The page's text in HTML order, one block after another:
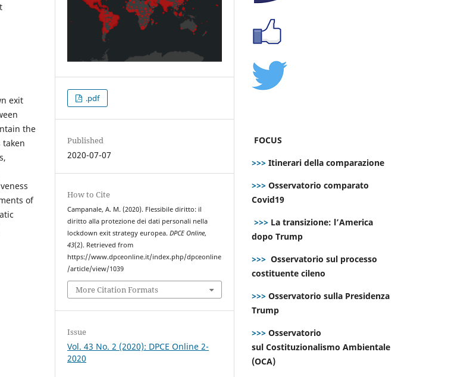
exit
the
of
.pdf
Published
2020-07-07
How to Cite
Campanale, A. M. (2020). Flessibile diritto: il
diritto alla protezione dei dati personali nella
lockdown exit strategy europea.DPCE Online,
43(2). Retrieved from
https://www.dpceonline.it/index.php/dpceonline
/article/view/1039
More Citation Formats
Issue
Vol. 43 No. 2 (2020): DPCE Online 2-
2020
FOCUS
>>> Itinerari della comparazione
>>> Osservatorio comparato
Covid19
>>> La transizione: l’America
dopo Trump
>>> Osservatorio sul processo
costituente cileno
>>> Osservatorio sulla Presidenza
Trump
>>> Osservatorio
sul Costituzionalismo Ambientale
(OCA)